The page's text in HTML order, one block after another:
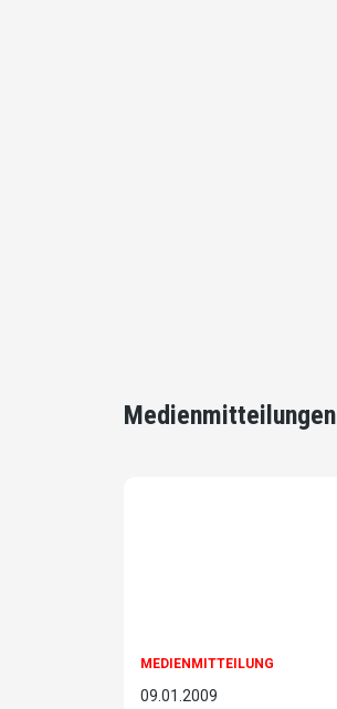
Medienmitteilungen
MEDIENMITTEILUNG
09.01.2009